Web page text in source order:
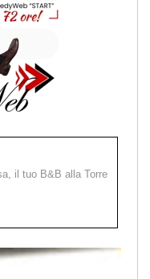
il tuo B&B alla Torre